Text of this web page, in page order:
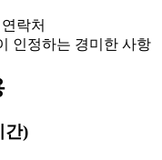
락처
인정하는 경미한 사항
간)